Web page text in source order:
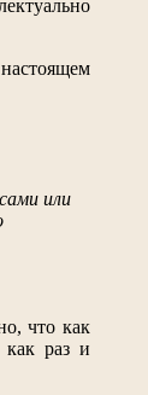
или
что как
как раз и